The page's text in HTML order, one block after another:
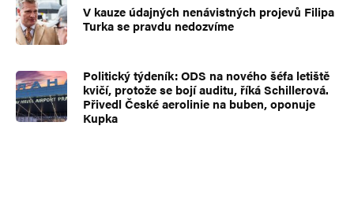
V kauze údajných nenávistných projevů Filipa
Turka se pravdu nedozvíme
Politický týdeník: ODS na nového šéfa letiště
kvičí, protože se bojí auditu, říká Schillerová.
Přivedl České aerolinie na buben, oponuje
Kupka